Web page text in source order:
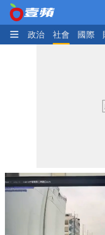
生活 政治 社會 國際